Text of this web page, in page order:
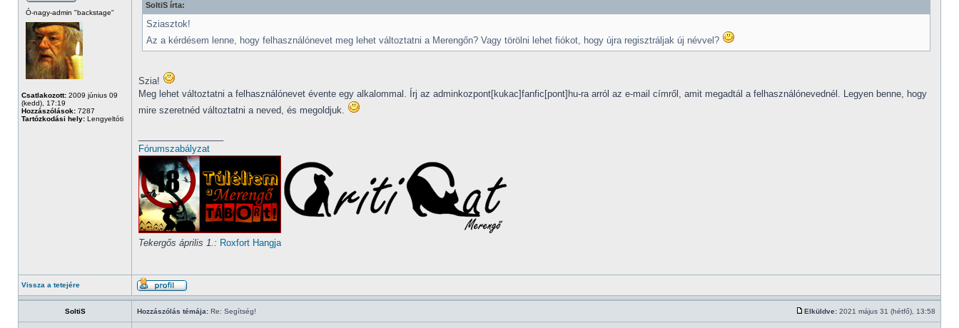
Ó-nagy-admin "backstage"
Csatlakozott: 2009 június 09
(kedd), 17:19
Hozzászólások: 7287
Tartózkodási hely: Lengyeltóti
SoltiS írta:
Sziasztok!
Az a kérdésem lenne, hogy felhasználónevet meg lehet változtatni a Merengőn? Vagy törölni lehet fiókot, hogy újra regisztráljak új névvel?
Szia!
Meg lehet változtatni a felhasználónevet évente egy alkalommal. Írj az adminkozpont[kukac]fanfic[pont]hu-ra arról az e-mail címről, amit megadtál a felhasználónevednél. Legyen benne, hogy
mire szeretnéd változtatni a neved, és megoldjuk.
Fórumszabályzat
Tekergős április 1.: Roxfort Hangja
Vissza a tetejére
SoltiS Hozzászólás témája: Re: Segítség! Elküldve: 2021 május 31 (hétfő), 13:58